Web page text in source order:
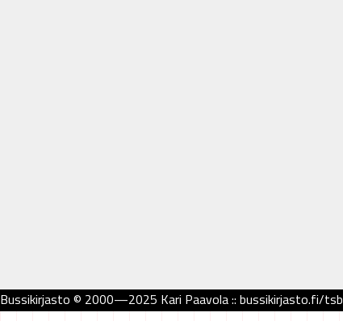
Bussikirjasto © 2000—2025 Kari Paavola :: bussikirjasto.fi/tsb